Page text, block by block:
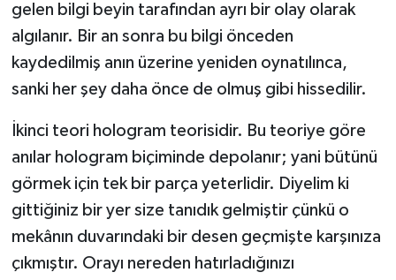
gelen bilgi beyin tarafından ayrı bir olay olarak
algılanır. Bir an sonra bu bilgi önceden
kaydedilmiş anın üzerine yeniden oynatılınca,
sanki her şey daha önce de olmuş gibi hissedilir.
İkinci teori hologram teorisidir. Bu teoriye göre
anılar hologram biçiminde depolanır; yani bütünü
görmek için tek bir parça yeterlidir. Diyelim ki
gittiğiniz bir yer size tanıdık gelmiştir çünkü o
mekânın duvarındaki bir desen geçmişte karşınıza
çıkmıştır. Orayı nereden hatırladığınızı